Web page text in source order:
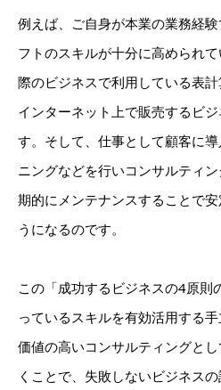
例えば、ご自身が本業の業務経
フトのスキルが十分に高められ
際のビジネスで利用している表
インターネット上で販売するビ
す。そして、仕事として顧客に
ニングなどを行いコンサルティ
期的にメンテナンスすることで
うになるのです。
この「成功するビジネスの4原則
っているスキルを有効活用する
価値の高いコンサルティングと
くこと で、失敗しないビジネス